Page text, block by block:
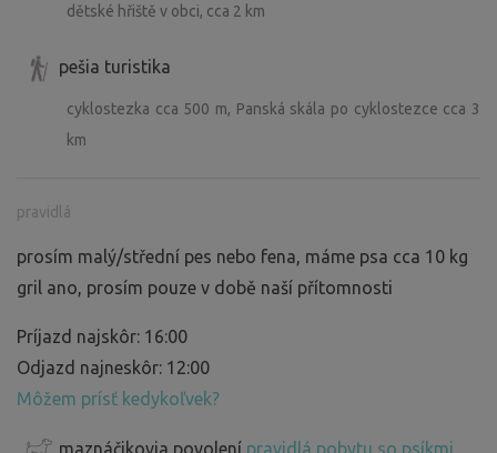
dětské hřiště v obci, cca 2 km
pešia turistika
cyklostezka cca 500 m, Panská skála po cyklostezce cca 3
km
pravidlá
prosím malý/střední pes nebo fena, máme psa cca 10 kg
gril ano, prosím pouze v době naší přítomnosti
Príjazd najskôr: 16:00
Odjazd najneskôr: 12:00
Môžem prísť kedykoľvek?
maznáčikovia povolení pravidlá pobytu so psíkmi